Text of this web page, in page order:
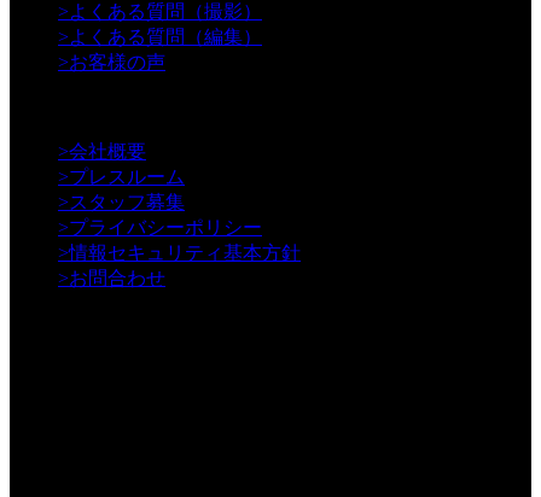
>よくある質問（撮影）
>よくある質問（編集）
>お客様の声
>会社概要
>プレスルーム
>スタッフ募集
>プライバシーポリシー
>情報セキュリティ基本方針
>お問合わせ